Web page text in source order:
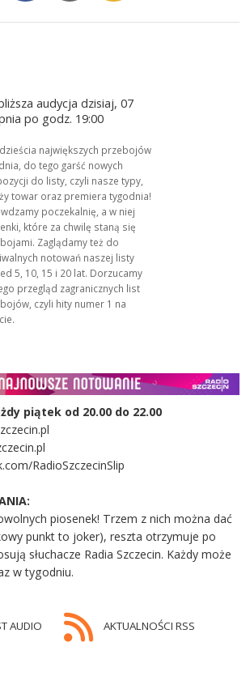
audycja dzisiaj, 07
po godz. 19:00
największych przebojów
do tego garść nowych
do listy, czyli nasze typy,
towar oraz premiera tygodnia!
poczekalnię, a w niej
które za chwilę staną się
Zaglądamy też do
notowań naszej listy
5, 10, 15 i 20 lat. Dorzucamy
przegląd zagranicznych list
czyli hity numer 1 na
piątek od 20.00 do 22.00
RadioSzczecinSlip
piosenek! Trzem z nich można dać
punkt to joker), reszta otrzymuje po
słuchacze Radia Szczecin. Każdy może
w tygodniu.
AUDIO AKTUALNOŚCI RSS